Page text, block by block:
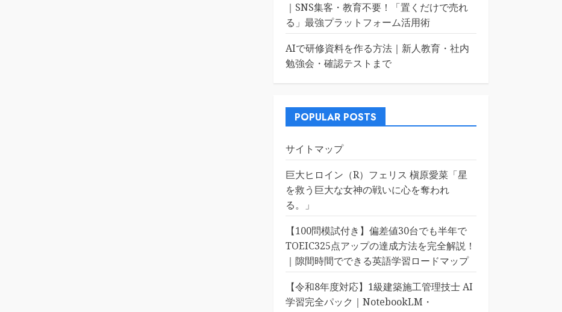
｜SNS集客・教育不要！「置くだけで売れ
る」最強プラットフォーム活用術
AIで研修資料を作る方法｜新人教育・社内
勉強会・確認テストまで
POPULAR POSTS
サイトマップ
巨大ヒロイン（R）フェリス 槇原愛菜「星
を救う巨大な女神の戦いに心を奪われ
る。」
【100問模試付き】偏差値30台でも半年で
TOEIC325点アップの達成方法を完全解説！
｜隙間時間でできる英語学習ロードマップ
【令和8年度対応】1級建築施工管理技士 AI
学習完全パック｜NotebookLM・